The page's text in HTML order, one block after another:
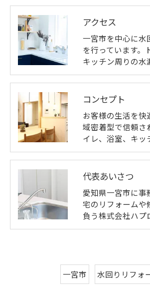
アクセス
一宮市を中心に水
を行っています。
キッチン周りの
コンセプト
お客様の生活を快
域密着型で信頼さ
イレ、浴室、キ
代表あいさつ
愛知県一宮市に事
宅のリフォームや
負う株式会社ハ
一宮市 水回りリフォ